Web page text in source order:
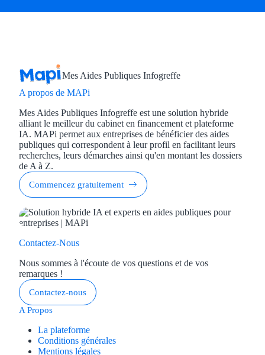
Mes Aides Publiques Infogreffe
A propos de MAPi
Mes Aides Publiques Infogreffe est une solution hybride
alliant le meilleur du cabinet en financement et plateforme
IA. MAPi permet aux entreprises de bénéficier des aides
publiques qui correspondent à leur profil en facilitant leurs
recherches, leurs démarches ainsi qu'en montant les dossiers
de A à Z.
Commencez gratuitement
Contactez-Nous
Nous sommes à l'écoute de vos questions et de vos
remarques !
Contactez-nous
A Propos
La plateforme
Conditions générales
Mentions légales